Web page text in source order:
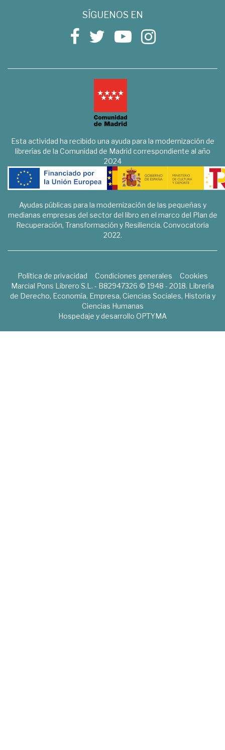
SÍGUENOS EN
Esta actividad ha recibido una ayuda para la modernización de
librerías de la Comunidad de Madrid correspondiente al año
2024
Ayudas públicas para la modernización de las pequeñas y
medianas empresas del sector del libro en el marco del Plan de
Recuperación, Transformación y Resiliencia. Convocatoria
2022.
Política de privacidad Condiciones generales
Cookies
Marcial Pons Librero S.L. - B82947326 © 1948 - 2018. Librería
de Derecho, Economía, Empresa, Ciencias Sociales, Historia y
Ciencias Humanas
Hospedaje y desarrollo OPTYMA